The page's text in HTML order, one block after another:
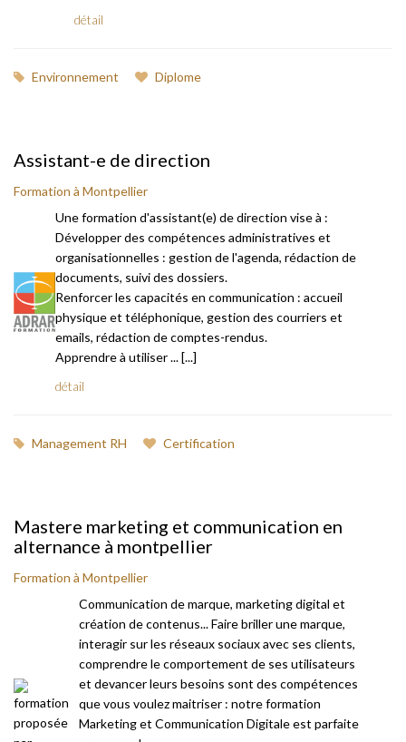
détail
Environnement Diplome
Assistant-e de direction
Formation à Montpellier
Une formation d'assistant(e) de direction vise à :
Développer des compétences administratives et
organisationnelles : gestion de l'agenda, rédaction de
documents, suivi des dossiers.
Renforcer les capacités en communication : accueil
physique et téléphonique, gestion des courriers et
emails, rédaction de comptes-rendus.
Apprendre à utiliser ... [...]
détail
Management RH Certification
Mastere marketing et communication en
alternance à montpellier
Formation à Montpellier
Communication de marque, marketing digital et
création de contenus... Faire briller une marque,
interagir sur les réseaux sociaux avec ses clients,
comprendre le comportement de ses utilisateurs
et devancer leurs besoins sont des compétences
que vous voulez maitriser : notre formation
Marketing et Communication Digitale est parfaite